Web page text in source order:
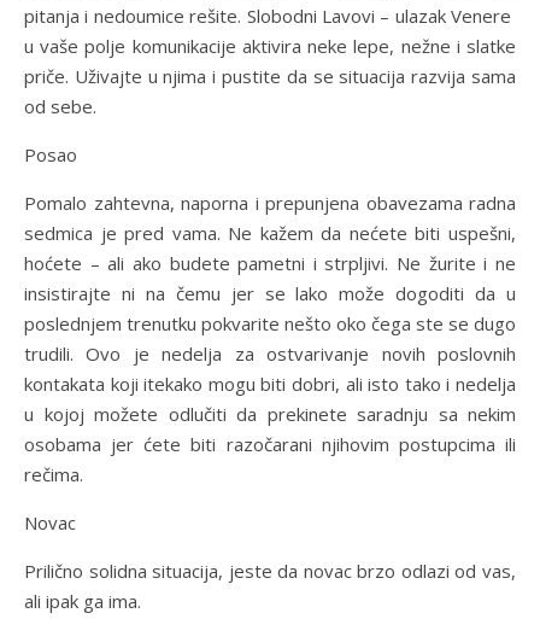
pitanja i nedoumice rešite. Slobodni Lavovi – ulazak Venere
u vaše polje komunikacije aktivira neke lepe, nežne i slatke
priče. Uživajte u njima i pustite da se situacija razvija sama
od sebe.
Posao
Pomalo zahtevna, naporna i prepunjena obavezama radna
sedmica je pred vama. Ne kažem da nećete biti uspešni,
hoćete – ali ako budete pametni i strpljivi. Ne žurite i ne
insistirajte ni na čemu jer se lako može dogoditi da u
poslednjem trenutku pokvarite nešto oko čega ste se dugo
trudili. Ovo je nedelja za ostvarivanje novih poslovnih
kontakata koji itekako mogu biti dobri, ali isto tako i nedelja
u kojoj možete odlučiti da prekinete saradnju sa nekim
osobama jer ćete biti razočarani njihovim postupcima ili
rečima.
Novac
Prilično solidna situacija, jeste da novac brzo odlazi od vas,
ali ipak ga ima.